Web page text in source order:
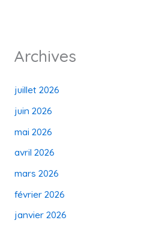
Archives
juillet 2026
juin 2026
mai 2026
avril 2026
mars 2026
février 2026
janvier 2026